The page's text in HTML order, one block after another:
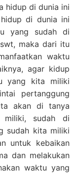
hidup di dunia ini
di dunia ini
yang sudah di
maka dari itu
waktu
agar kidup
yang kita miliki
pertanggung
akan di tanya
sudah di
sudah kita miliki
untuk kebaikan
dan melakukan
waktu yang